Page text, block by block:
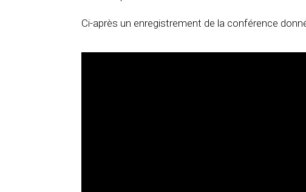
Ci-après un enregistrement de la conférence